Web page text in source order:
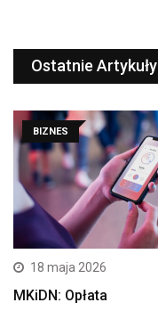
Ostatnie Artykuły
BIZNES
18 maja 2026
MKiDN: Opłata